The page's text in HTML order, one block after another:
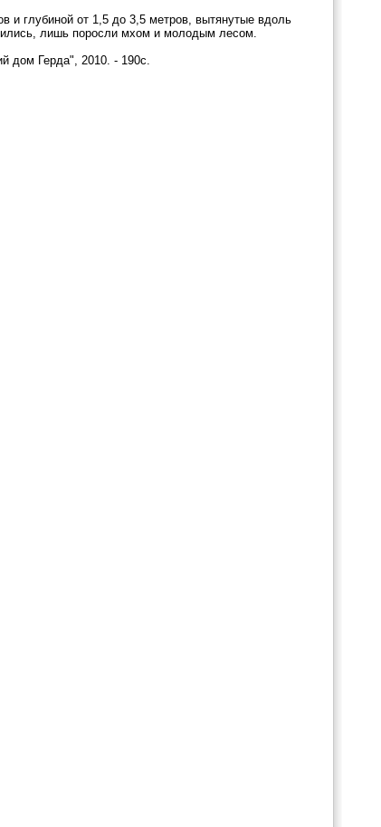
и глубиной от 1,5 до 3,5 метров, вытянутые вдоль
лишь поросли мхом и молодым лесом.
дом Герда", 2010. - 190с.